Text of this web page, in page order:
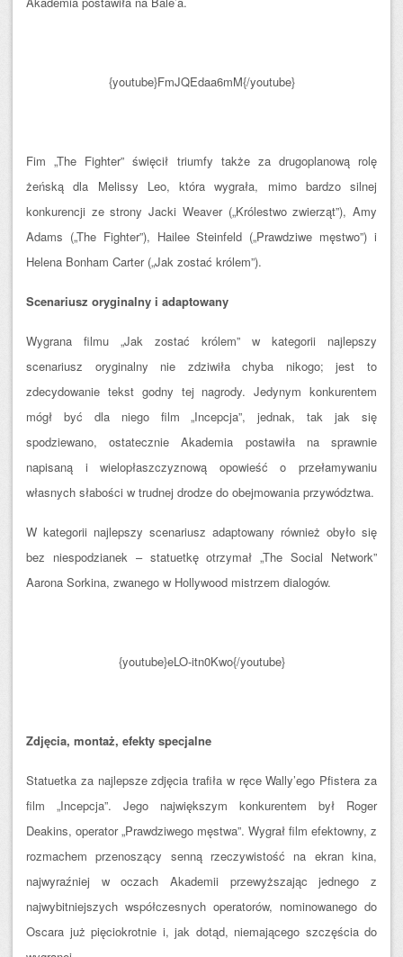
{youtube}FmJQEdaa6mM{/youtube}
Fim „The Fighter” święcił triumfy także za drugoplanową rolę
żeńską dla Melissy Leo, która wygrała, mimo bardzo silnej
konkurencji ze strony Jacki Weaver („Królestwo zwierząt”), Amy
Adams („The Fighter”), Hailee Steinfeld („Prawdziwe męstwo”) i
Helena Bonham Carter („Jak zostać królem”).
Scenariusz oryginalny i adaptowany
Wygrana filmu „Jak zostać królem” w kategorii najlepszy
scenariusz oryginalny nie zdziwiła chyba nikogo; jest to
zdecydowanie tekst godny tej nagrody. Jedynym konkurentem
mógł być dla niego film „Incepcja”, jednak, tak jak się
spodziewano, ostatecznie Akademia postawiła na sprawnie
napisaną i wielopłaszczyznową opowieść o przełamywaniu
własnych słabości w trudnej drodze do obejmowania przywództwa.
W kategorii najlepszy scenariusz adaptowany również obyło się
bez niespodzianek – statuetkę otrzymał „The Social Network”
Aarona Sorkina, zwanego w Hollywood mistrzem dialogów.
{youtube}eLO-itn0Kwo{/youtube}
Zdjęcia, montaż, efekty specjalne
Statuetka za najlepsze zdjęcia trafiła w ręce Wally’ego Pfistera za
film „Incepcja”. Jego największym konkurentem był Roger
Deakins, operator „Prawdziwego męstwa”. Wygrał film efektowny, z
rozmachem przenoszący senną rzeczywistość na ekran kina,
najwyraźniej w oczach Akademii przewyższając jednego z
najwybitniejszych współczesnych operatorów, nominowanego do
Oscara już pięciokrotnie i, jak dotąd, niemającego szczęścia do